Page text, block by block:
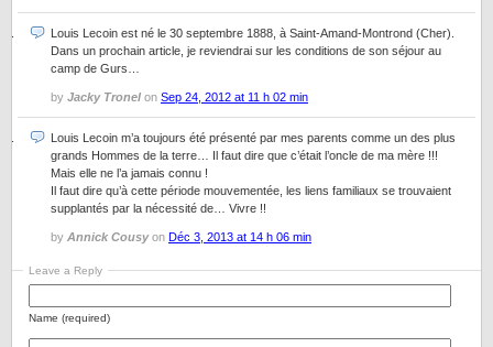
Louis Lecoin est né le 30 septembre 1888, à Saint-Amand-Montrond (Cher).
Dans un prochain article, je reviendrai sur les conditions de son séjour au
camp de Gurs…
by Jacky Tronel on Sep 24, 2012 at 11 h 02 min
Louis Lecoin m’a toujours été présenté par mes parents comme un des plus
grands Hommes de la terre… Il faut dire que c’était l’oncle de ma mère !!!
Mais elle ne l’a jamais connu !
Il faut dire qu’à cette période mouvementée, les liens familiaux se trouvaient
supplantés par la nécessité de… Vivre !!
by Annick Cousyon Déc 3, 2013 at 14 h 06 min
Leave a Reply
Name (required)